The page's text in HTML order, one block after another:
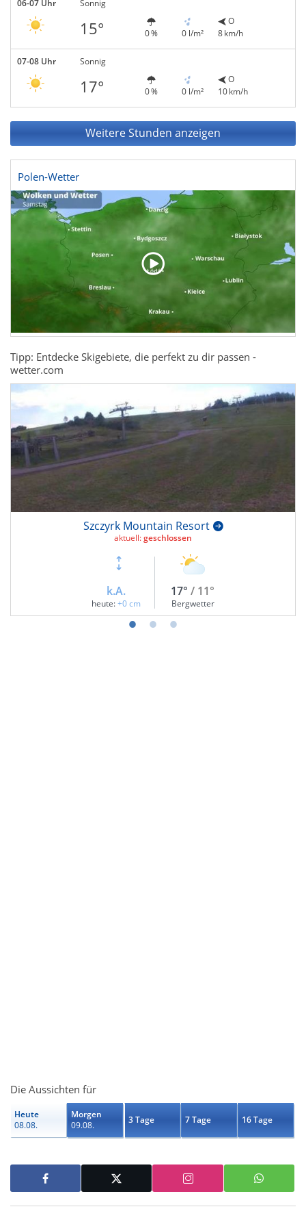
06-07 Uhr Sonnig
15° 0 % 0 l/m²
O
8 km/h
07-08 Uhr Sonnig
17° 0 % 0 l/m²
O
10 km/h
Weitere Stunden anzeigen
Polen-Wetter
Tipp: Entdecke Skigebiete, die perfekt zu dir passen -
wetter.com
Szczyrk Mountain Resort
aktuell:geschlossen
k.A.
heute:+0 cm
17° / 11°
Bergwetter
Die Aussichten für
Heute
08.08.
Morgen
09.08.
3 Tage 7 Tage 16 Tage